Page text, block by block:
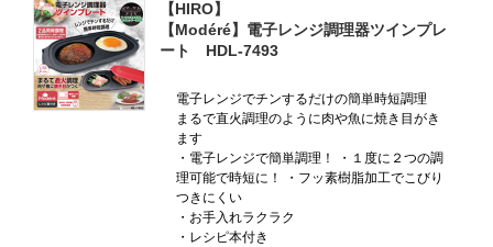
【HIRO】
【Modéré】電子レンジ調理器ツインプレ
ート HDL-7493
電子レンジでチンするだけの簡単時短調理
まるで直火調理のように肉や魚に焼き目がき
ます
・電子レンジで簡単調理！ ・１度に２つの調
理可能で時短に！ ・フッ素樹脂加工でこびり
つきにくい
・お手入れラクラク
・レシピ本付き